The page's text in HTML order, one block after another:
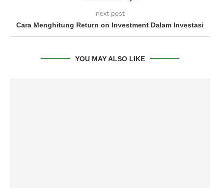
next post
Cara Menghitung Return on Investment Dalam Investasi
YOU MAY ALSO LIKE